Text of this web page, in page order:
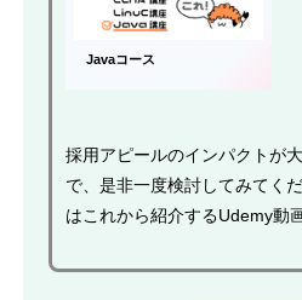
Javaコース
採用アピールのインパクトが
で、是非一度検討してみてく
はこれから紹介するUdemy動